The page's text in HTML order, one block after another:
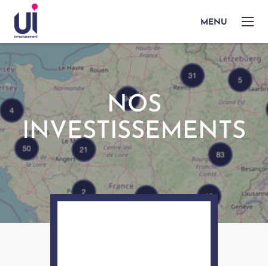
MENU
NOS
INVESTISSEMENTS